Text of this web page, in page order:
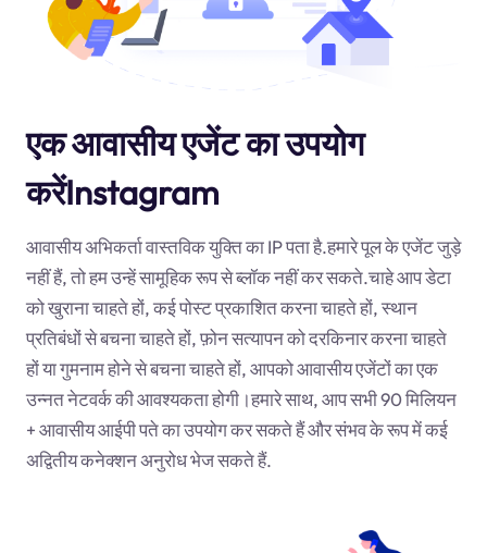
एक आवासीय एजेंट का उपयोग
करेंInstagram
आवासीय अभिकर्ता वास्तविक युक्ति का IP पता है.हमारे पूल के एजेंट जुड़े
नहीं हैं, तो हम उन्हें सामूहिक रूप से ब्लॉक नहीं कर सकते.चाहे आप डेटा
को खुराना चाहते हों, कई पोस्ट प्रकाशित करना चाहते हों, स्थान
प्रतिबंधों से बचना चाहते हों, फ़ोन सत्यापन को दरकिनार करना चाहते
हों या गुमनाम होने से बचना चाहते हों, आपको आवासीय एजेंटों का एक
उन्नत नेटवर्क की आवश्यकता होगी।हमारे साथ, आप सभी 90 मिलियन
+ आवासीय आईपी पते का उपयोग कर सकते हैं और संभव के रूप में कई
अद्वितीय कनेक्शन अनुरोध भेज सकते हैं.